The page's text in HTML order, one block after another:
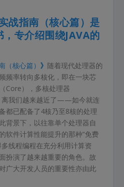
战指南（核心篇）是
，专介绍围绕JAVA的
（核心篇） 》 随着现代处理器的
频率转向多核化，即在一块芯
Core），多核处理器
离我们越来越近了——如今就连
都已配备了4核乃至8核的处理
背景下，以往靠单个处理器自
软件计算性能提升的那种“免费
线程编程在充分利用计算资
扮演了越来越重要的角色。故
广大开发人员的重要性亦由此